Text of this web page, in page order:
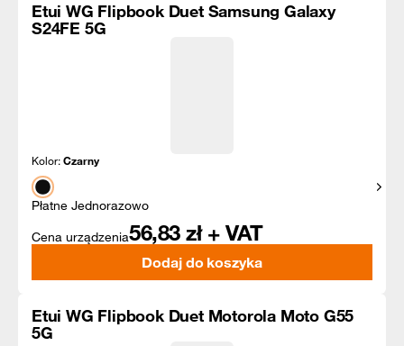
Etui WG Flipbook Duet Samsung Galaxy
S24FE 5G
Kolor:Czarny
Płatne Jednorazowo
Cena urządzenia56,83 zł + VAT
Dodaj do koszyka
Etui WG Flipbook Duet Motorola Moto G55
5G